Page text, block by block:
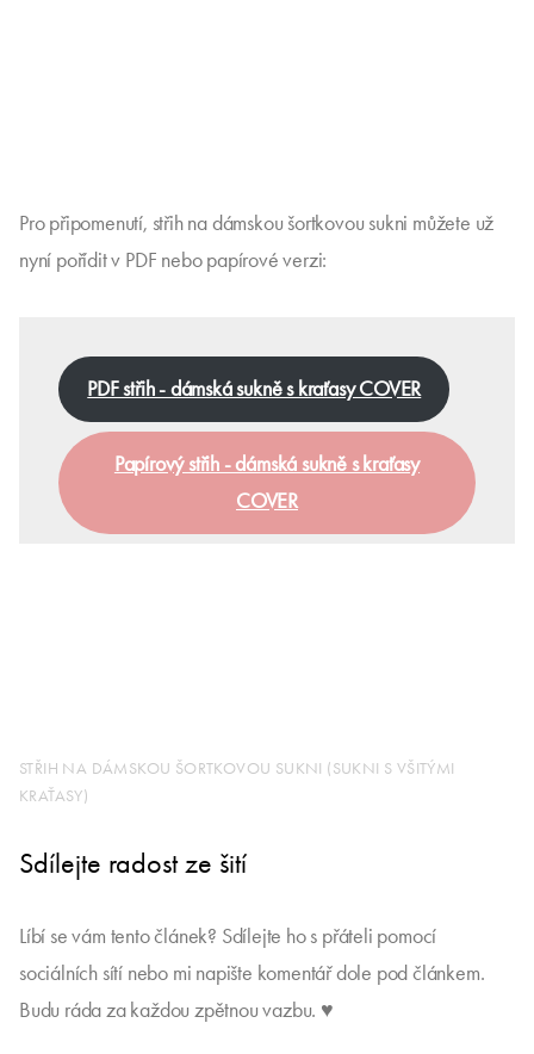
Pro připomenutí, střih na dámskou šortkovou sukni můžete už
nyní pořídit v PDF nebo papírové verzi:
PDF střih - dámská sukně s kraťasy COVER
Papírový střih - dámská sukně s kraťasy
COVER
STŘIH NA DÁMSKOU ŠORTKOVOU SUKNI (SUKNI S VŠITÝMI
KRAŤASY)
Sdílejte radost ze šití
Líbí se vám tento článek? Sdílejte ho s přáteli pomocí
sociálních sítí nebo mi napište komentář dole pod článkem.
Budu ráda za každou zpětnou vazbu. ♥